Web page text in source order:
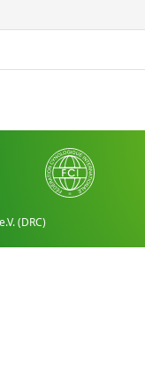
(DRC)